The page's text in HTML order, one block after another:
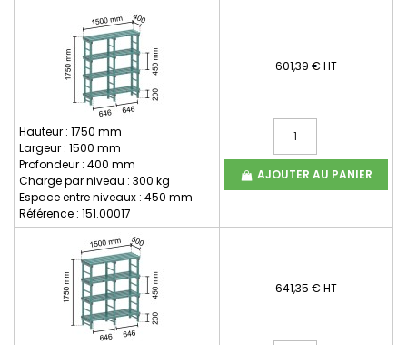
Hauteur : 1750 mm
Largeur : 1500 mm
Profondeur : 400 mm
Charge par niveau : 300 kg
Espace entre niveaux : 450 mm
Référence : 151.00017
601,39 € HT
AJOUTER AU PANIER
641,35 € HT